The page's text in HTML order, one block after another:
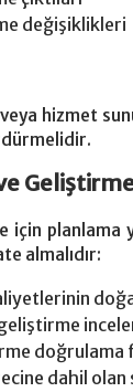
değişiklikleri
hizmet
için planlama
almalıdır:
dahil